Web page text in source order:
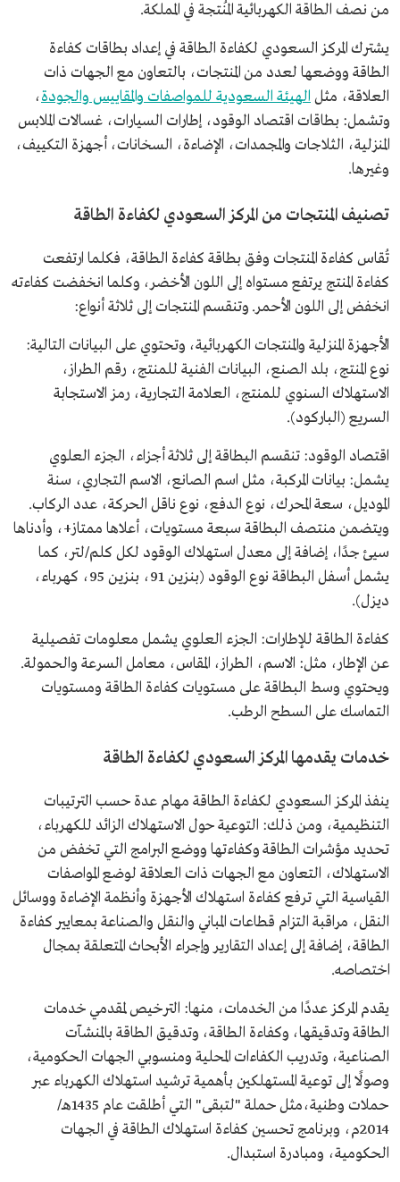
من نصف الطاقة الكهربائية المُنتجة في المملكة.
يشترك المركز السعودي لكفاءة الطاقة في إعداد بطاقات كفاءة
الطاقة ووضعها لعدد من المنتجات، بالتعاون مع الجهات ذات
العلاقة، مثل الهيئة السعودية للمواصفات والمقاييس والجودة،
وتشمل: بطاقات اقتصاد الوقود، إطارات السيارات، غسالات الملابس
المنزلية، الثلاجات والمجمدات، الإضاءة، السخانات، أجهزة التكييف،
وغيرها.
تصنيف المنتجات من المركز السعودي لكفاءة الطاقة
تُقاس كفاءة المنتجات وفق بطاقة كفاءة الطاقة، فكلما ارتفعت
كفاءة المنتج يرتفع مستواه إلى اللون الأخضر، وكلما انخفضت كفاءته
انخفض إلى اللون الأحمر. وتنقسم المنتجات إلى ثلاثة أنواع:
الأجهزة المنزلية والمنتجات الكهربائية، وتحتوي على البيانات التالية:
نوع المنتج، بلد الصنع، البيانات الفنية للمنتج، رقم الطراز،
الاستهلاك السنوي للمنتج، العلامة التجارية، رمز الاستجابة
السريع (الباركود).
اقتصاد الوقود: تنقسم البطاقة إلى ثلاثة أجزاء، الجزء العلوي
يشمل: بيانات المركبة، مثل اسم الصانع، الاسم التجاري، سنة
الموديل، سعة المحرك، نوع الدفع، نوع ناقل الحركة، عدد الركاب.
ويتضمن منتصف البطاقة سبعة مستويات، أعلاها ممتاز+، وأدناها
سيئ جدًا، إضافة إلى معدل استهلاك الوقود لكل كلم/لتر، كما
يشمل أسفل البطاقة نوع الوقود (بنزين 91، بنزين 95، كهرباء،
ديزل).
كفاءة الطاقة للإطارات: الجزء العلوي يشمل معلومات تفصيلية
عن الإطار، مثل: الاسم، الطراز، المقاس، معامل السرعة والحمولة.
ويحتوي وسط البطاقة على مستويات كفاءة الطاقة ومستويات
التماسك على السطح الرطب.
خدمات يقدمها المركز السعودي لكفاءة الطاقة
ينفذ المركز السعودي لكفاءة الطاقة مهام عدة حسب الترتيبات
التنظيمية، ومن ذلك: التوعية حول الاستهلاك الزائد للكهرباء،
تحديد مؤشرات الطاقة وكفاءتها ووضع البرامج التي تخفض من
الاستهلاك، التعاون مع الجهات ذات العلاقة لوضع المواصفات
القياسية التي ترفع كفاءة استهلاك الأجهزة وأنظمة الإضاءة ووسائل
النقل، مراقبة التزام قطاعات المباني والنقل والصناعة بمعايير كفاءة
الطاقة، إضافة إلى إعداد التقارير وإجراء الأبحاث المتعلقة بمجال
اختصاصه.
يقدم المركز عددًا من الخدمات، منها: الترخيص لمقدمي خدمات
الطاقة وتدقيقها، وكفاءة الطاقة، وتدقيق الطاقة بالمنشآت
الصناعية، وتدريب الكفاءات المحلية ومنسوبي الجهات الحكومية،
وصولًا إلى توعية المستهلكين بأهمية ترشيد استهلاك الكهرباء عبر
حملات وطنية،مثل حملة "لتبقى" التي أطلقت عام 1435هـ/
2014م، وبرنامج تحسين كفاءة استهلاك الطاقة في الجهات
الحكومية، ومبادرة استبدال.